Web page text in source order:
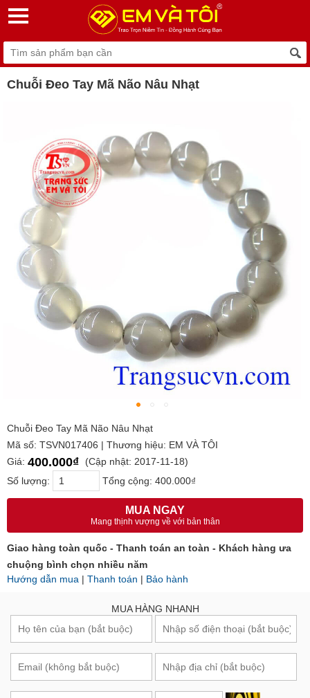
Chuỗi Đeo Tay Mã Não Nâu Nhạt
Chuỗi Đeo Tay Mã Não Nâu Nhạt
Mã số: TSVN017406 | Thương hiệu: EM VÀ TÔI
Giá: 400.000₫
(Cập nhật: 2017-11-18)
Số lượng:
Tổng cộng: 400.000₫
MUA NGAY
Mang thịnh vượng về với bản thân
Giao hàng toàn quốc - Thanh toán an toàn - Khách hàng ưa
chuộng bình chọn nhiều năm
Hướng dẫn mua | Thanh toán | Bảo hành
MUA HÀNG NHANH